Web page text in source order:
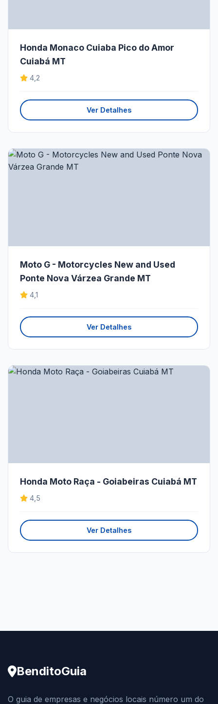
Honda Monaco Cuiaba Pico do Amor
Cuiabá MT
4,2
Ver Detalhes
Moto G - Motorcycles New and Used
Ponte Nova Várzea Grande MT
4,1
Ver Detalhes
Honda Moto Raça - Goiabeiras Cuiabá MT
4,5
Ver Detalhes
BenditoGuia
O guia de empresas e negócios locais número um do